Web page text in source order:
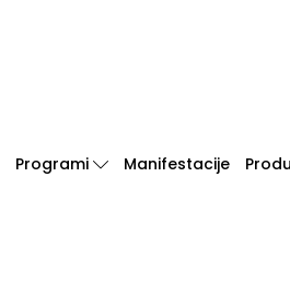
Programi Manifestacije